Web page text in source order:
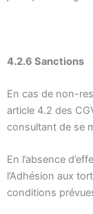
4.2.6 Sanctions
En cas de non-
article 4.2 des
consultant de se
En l’absence
l’Adhésion aux
conditions